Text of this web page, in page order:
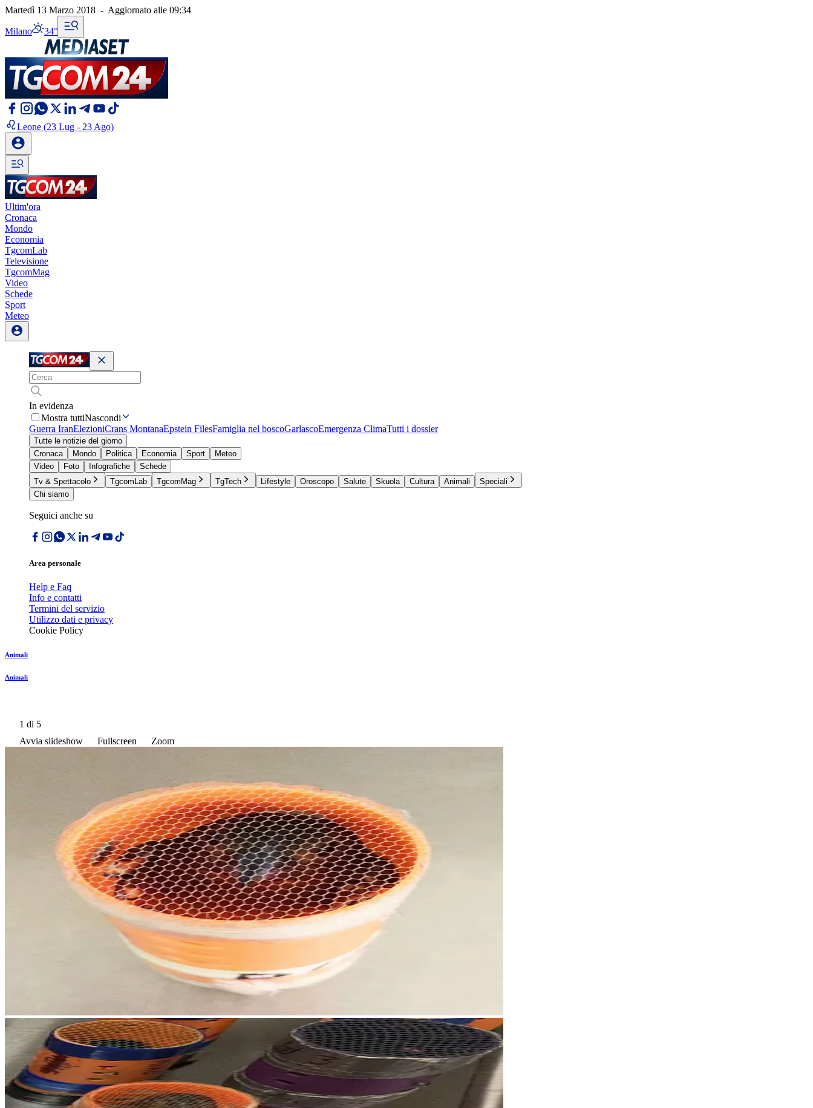
Martedì 13 Marzo 2018 - Aggiornato alle 09:34
Milano 34°
Leone (23 Lug - 23 Ago)
Ultim'ora
Cronaca
Mondo
Economia
TgcomLab
Televisione
TgcomMag
Video
Schede
Sport
Meteo
In evidenza
Mostra tuttiNascondi
Guerra IranElezioniCrans MontanaEpstein FilesFamiglia nel boscoGarlascoEmergenza ClimaTutti i dossier
Tutte le notizie del giorno
Cronaca
Mondo Politica Economia Sport
Meteo
Video
Foto Infografiche
Schede
Tv & Spettacolo
TgcomLab TgcomMag TgTech Lifestyle Oroscopo Salute Skuola Cultura Animali
Speciali
Chi siamo
Seguici anche su
Area personale
Help e Faq
Info e contatti
Termini del servizio
Utilizzo dati e privacy
Cookie Policy
Animali
Animali
1 di 5
Avvia slideshow
Fullscreen Zoom